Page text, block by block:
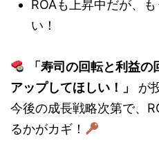
ROAも上昇中だが、
い！
「寿司の回転と利益
アップしてほしい！」
が
今後の成長戦略次第で、
るかがカギ！